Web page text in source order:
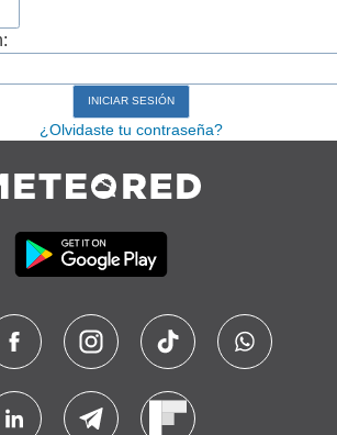
¿Olvidaste tu contraseña?